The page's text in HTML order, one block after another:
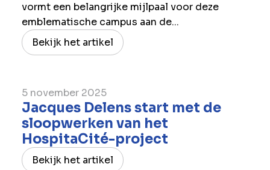
vormt een belangrijke mijlpaal voor deze
emblematische campus aan de...
Bekijk het artikel
5 november 2025
Jacques Delens start met de
sloopwerken van het
HospitaCité-project
Bekijk het artikel